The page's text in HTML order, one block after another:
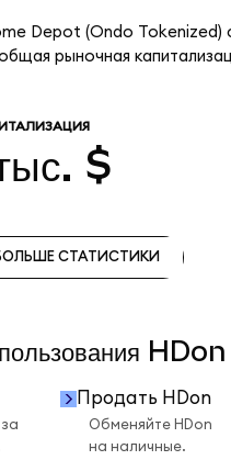
Depot (Ondo Tokenized)
рыночная
$
СТАТИСТИКИ
Продать HDon
Обменяйте HDon
на наличные.